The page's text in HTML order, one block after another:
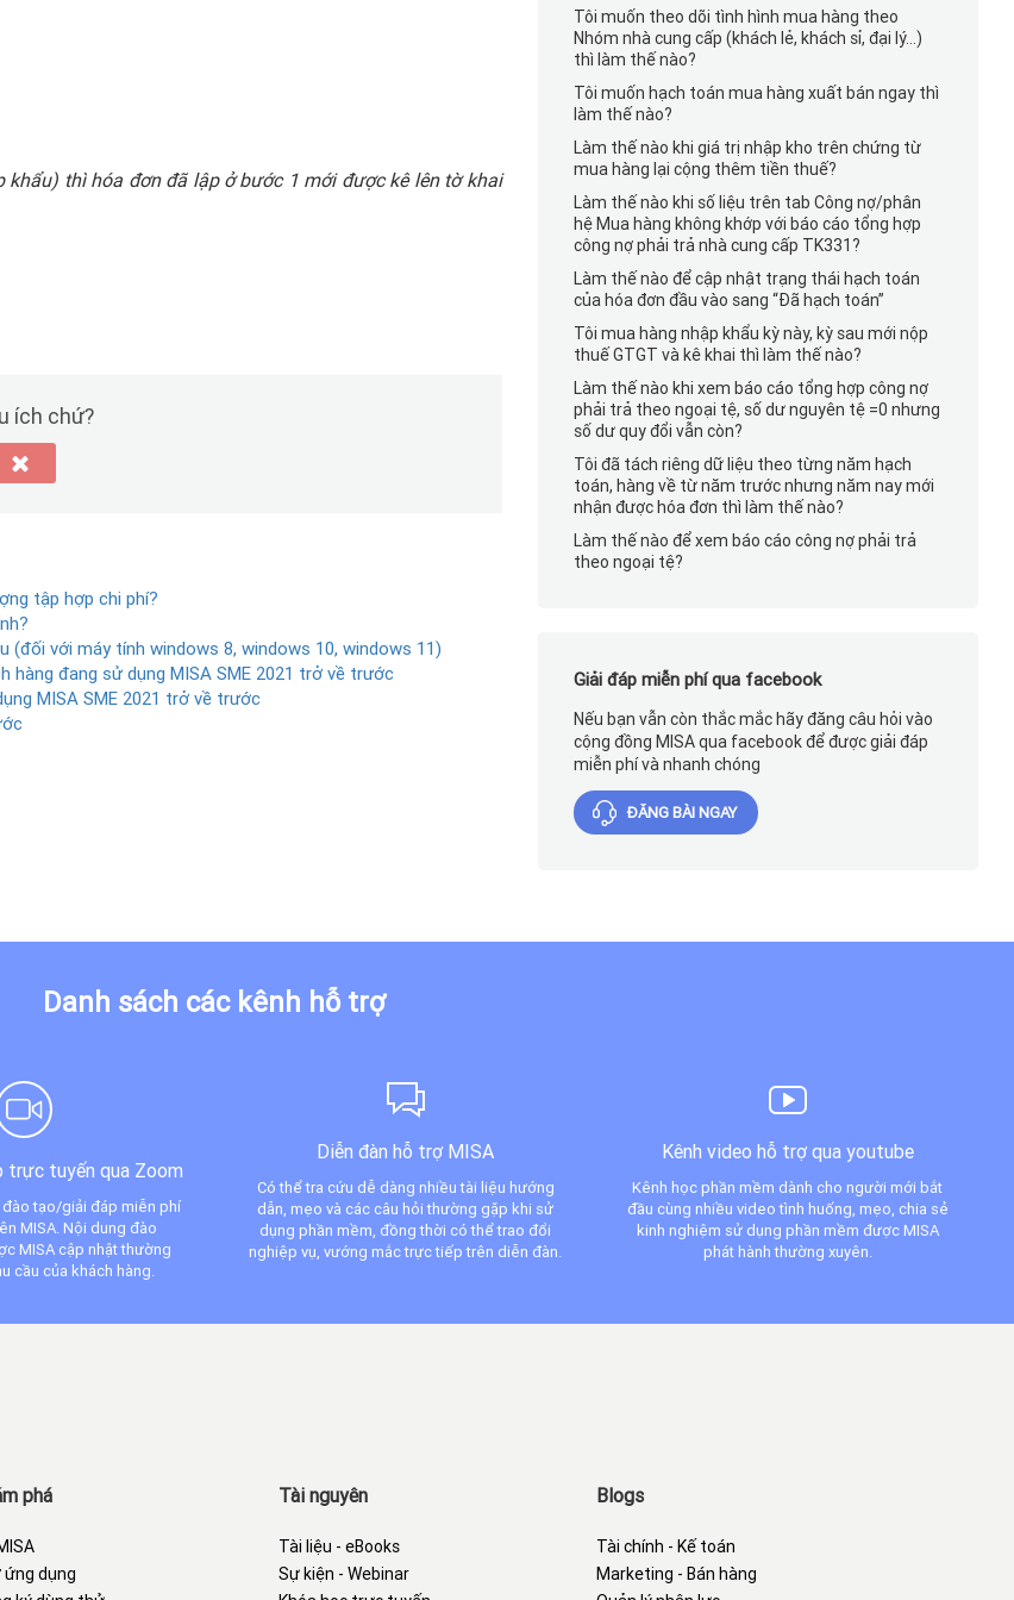
thì hóa đơn đã lập ở bước 1 mới được kê lên tờ khai
ích chứ?
tập hợp chi phí?
(đối với máy tính windows 8, windows 10, windows 11)
đang sử dụng MISA SME 2021 trở về trước
MISA SME 2021 trở về trước
Tôi muốn theo dõi tình hình mua hàng theo
Nhóm nhà cung cấp (khách lẻ, khách sỉ, đại lý…)
thì làm thế nào?
Tôi muốn hạch toán mua hàng xuất bán ngay thì
làm thế nào?
Làm thế nào khi giá trị nhập kho trên chứng từ
mua hàng lại cộng thêm tiền thuế?
Làm thế nào khi số liệu trên tab Công nợ/phân
hệ Mua hàng không khớp với báo cáo tổng hợp
công nợ phải trả nhà cung cấp TK331?
Làm thế nào để cập nhật trạng thái hạch toán
của hóa đơn đầu vào sang “Đã hạch toán”
Tôi mua hàng nhập khẩu kỳ này, kỳ sau mới nộp
thuế GTGT và kê khai thì làm thế nào?
Làm thế nào khi xem báo cáo tổng hợp công nợ
phải trả theo ngoại tệ, số dư nguyên tệ =0 nhưng
số dư quy đổi vẫn còn?
Tôi đã tách riêng dữ liệu theo từng năm hạch
toán, hàng về từ năm trước nhưng năm nay mới
nhận được hóa đơn thì làm thế nào?
Làm thế nào để xem báo cáo công nợ phải trả
theo ngoại tệ?
Giải đáp miễn phí qua facebook
Nếu bạn vẫn còn thắc mắc hãy đăng câu hỏi vào
cộng đồng MISA qua facebook để được giải đáp
miễn phí và nhanh chóng
ĐĂNG BÀI NGAY
Danh sách các kênh hỗ trợ
tuyến qua Zoom
tạo/giải đáp miễn phí
MISA. Nội dung đào
MISA cập nhật thường
cầu của khách hàng.
Diễn đàn hỗ trợ MISA
Có thể tra cứu dễ dàng nhiều tài liệu hướng
dẫn, mẹo và các câu hỏi thường gặp khi sử
dụng phần mềm, đồng thời có thể trao đổi
nghiệp vụ, vướng mắc trực tiếp trên diễn đàn.
Kênh video hỗ trợ qua youtube
Kênh học phần mềm dành cho người mới bắt
đầu cùng nhiều video tình huống, mẹo, chia sẻ
kinh nghiệm sử dụng phần mềm được MISA
phát hành thường xuyên.
phá
ứng dụng
Tài nguyên
Tài liệu - eBooks
Sự kiện - Webinar
Blogs
Tài chính - Kế toán
Marketing - Bán hàng